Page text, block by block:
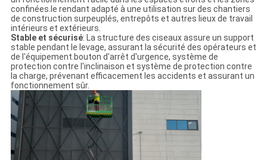
confinées.le rendant adapté à une utilisation sur des chantiers
de construction surpeuplés, entrepôts et autres lieux de travail
intérieurs et extérieurs.
Stable et sécurisé: La structure des ciseaux assure un support
stable pendant le levage, assurant la sécurité des opérateurs et
de l'équipement.bouton d'arrêt d'urgence, système de
protection contre l'inclinaison et système de protection contre
la charge, prévenant efficacement les accidents et assurant un
fonctionnement sûr.